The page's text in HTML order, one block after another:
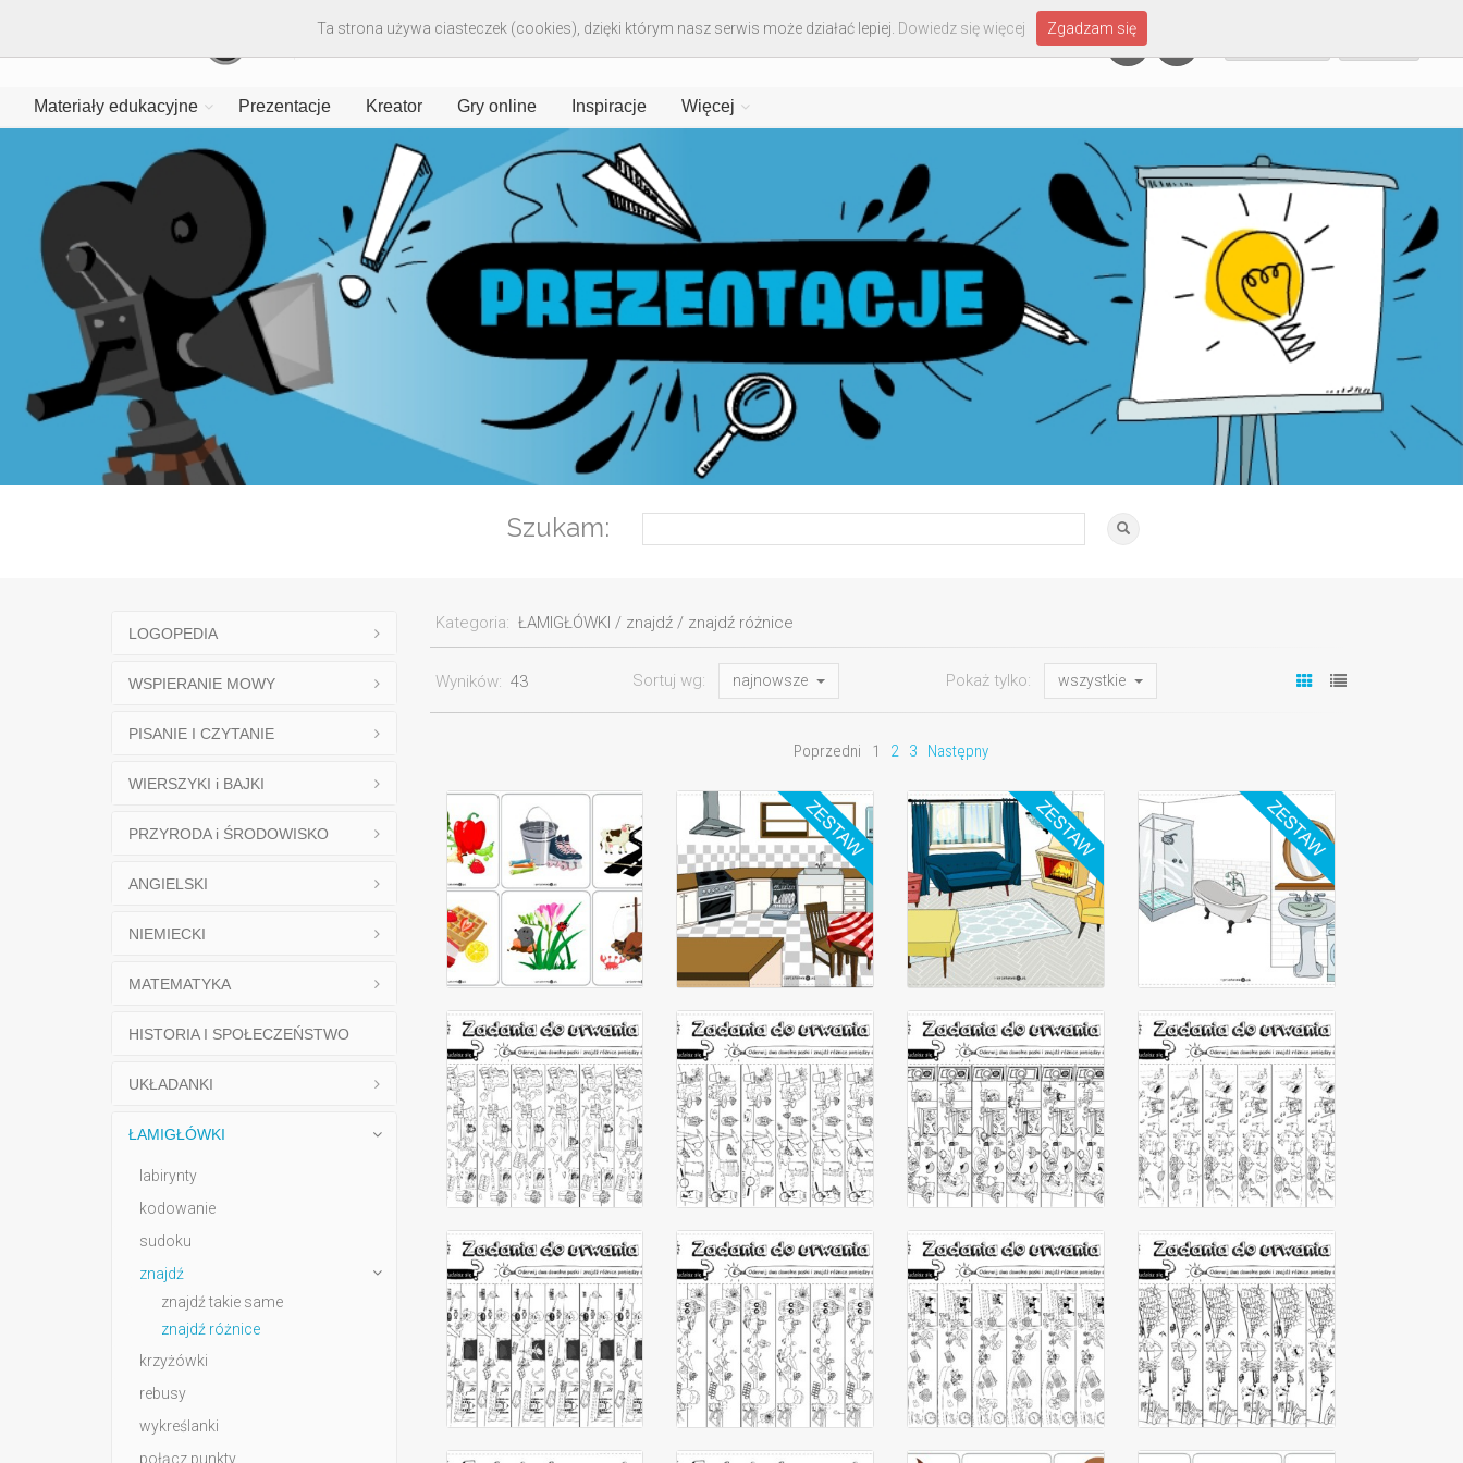
Materiały edukacyjne Prezentacje Kreator Gry online Inspiracje Więcej
Szukam:
Kategoria: ŁAMIGŁÓWKI / znajdź / znajdź różnice
Wyników: 43 Sortuj wg: najnowsze Pokaż tylko: wszystkie
Poprzedni 1 2 3 Następny
LOGOPEDIA
WSPIERANIE MOWY
PISANIE I CZYTANIE
WIERSZYKI i BAJKI
PRZYRODA i ŚRODOWISKO
ANGIELSKI
NIEMIECKI
MATEMATYKA
HISTORIA I SPOŁECZEŃSTWO
UKŁADANKI
ŁAMIGŁÓWKI
labirynty
kodowanie
sudoku
znajdź
znajdź takie same
znajdź różnice
krzyżówki
rebusy
wykreślanki
połącz punkty
Ta strona używa ciasteczek (cookies), dzięki którym nasz serwis może działać lepiej. Dowiedz się więcej Zgadzam się